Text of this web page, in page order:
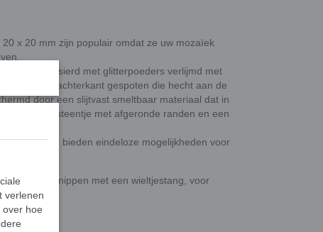
x 20 mm zijn populair omdat ze uw mozaïek
dat is versierd met glitterpoeders verlijmd met
op de achterkant gespoten die hecht aan de
door een slijtvast smeltbaar materiaal dat in
sterk steentje met afgeronde randen en een
en bieden eindeloze mogelijkheden voor
maat te knippen met een wieltjestang, voor
verlenen
hoe